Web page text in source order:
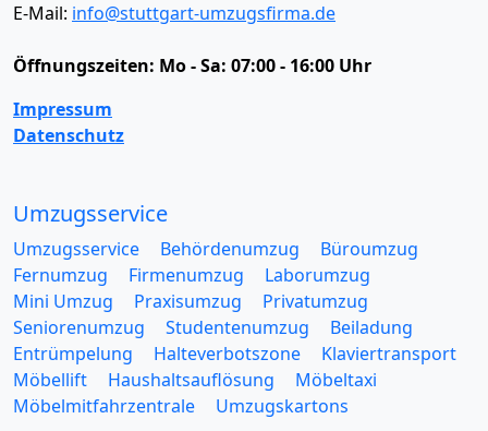
E-Mail: info@stuttgart-umzugsfirma.de
Öffnungszeiten: Mo - Sa: 07:00 - 16:00 Uhr
Impressum
Datenschutz
Umzugsservice
Umzugsservice Behördenumzug
Büroumzug
Fernumzug
Firmenumzug
Laborumzug
Mini Umzug
Praxisumzug
Privatumzug
Seniorenumzug
Studentenumzug
Beiladung
Entrümpelung
Halteverbotszone
Klaviertransport
Möbellift
Haushaltsauflösung
Möbeltaxi
Möbelmitfahrzentrale
Umzugskartons